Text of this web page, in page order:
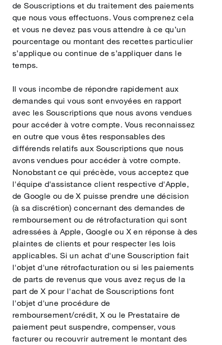
de Souscriptions et du traitement des paiements
que nous vous effectuons. Vous comprenez cela
et vous ne devez pas vous attendre à ce qu’un
pourcentage ou montant des recettes particulier
s’applique ou continue de s’appliquer dans le
temps.
Il vous incombe de répondre rapidement aux
demandes qui vous sont envoyées en rapport
avec les Souscriptions que nous avons vendues
pour accéder à votre compte. Vous reconnaissez
en outre que vous êtes responsables des
différends relatifs aux Souscriptions que nous
avons vendues pour accéder à votre compte.
Nonobstant ce qui précède, vous acceptez que
l'équipe d'assistance client respective d'Apple,
de Google ou de X puisse prendre une décision
(à sa discrétion) concernant des demandes de
remboursement ou de rétrofacturation qui sont
adressées à Apple, Google ou X en réponse à des
plaintes de clients et pour respecter les lois
applicables. Si un achat d'une Souscription fait
l'objet d'une rétrofacturation ou si les paiements
de parts de revenus que vous avez reçus de la
part de X pour l'achat de Souscriptions font
l'objet d'une procédure de
remboursement/crédit, X ou le Prestataire de
paiement peut suspendre, compenser, vous
facturer ou recouvrir autrement le montant des